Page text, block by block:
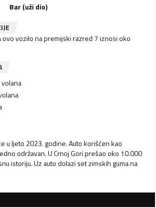
Bar (uži dio)
ovo vozilo na premijski razred 7 iznosi oko
u ljeto 2023. godine. Auto korišćen kao
održavan. U Crnoj Gori prešao oko 10.000
istoriju. Uz auto dolazi set zimskih guma na